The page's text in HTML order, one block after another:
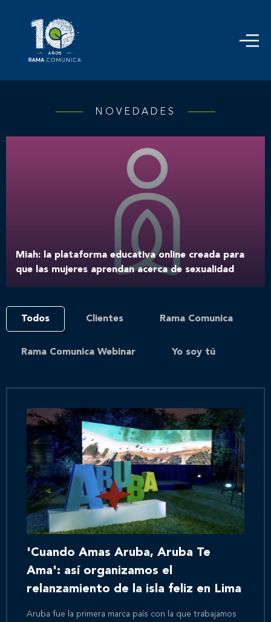
NOVEDADES
Miah: la plataforma educativa online creada para
que las mujeres aprendan acerca de sexualidad
Todos Clientes Rama Comunica
Rama Comunica Webinar Yo soy tú
'Cuando Amas Aruba, Aruba Te
Ama': así organizamos el
relanzamiento de la isla feliz en Lima
Aruba fue la primera marca país con la que trabajamos